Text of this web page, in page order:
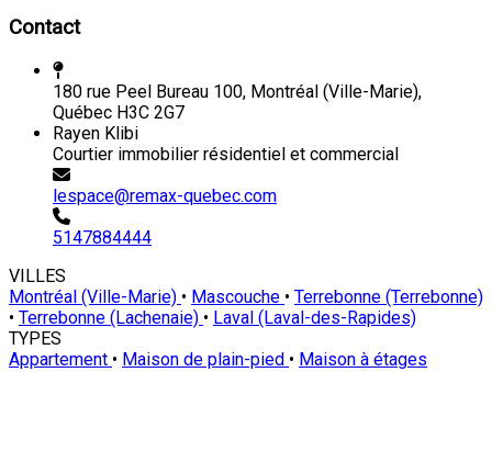
Contact
180 rue Peel Bureau 100, Montréal (Ville-Marie),
Québec H3C 2G7
Rayen Klibi
Courtier immobilier résidentiel et commercial
lespace@remax-quebec.com
5147884444
VILLES
Montréal (Ville-Marie) • Mascouche • Terrebonne (Terrebonne)
• Terrebonne (Lachenaie) • Laval (Laval-des-Rapides)
TYPES
Appartement • Maison de plain-pied • Maison à étages